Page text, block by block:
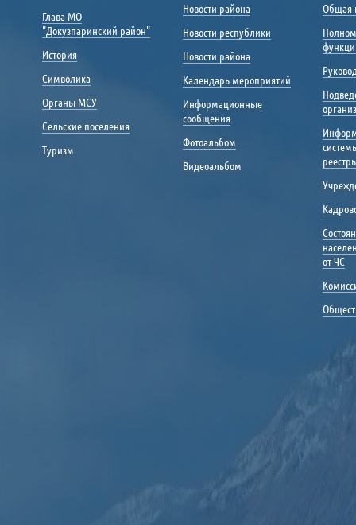
Глава МО
"Докузпаринский район"
История
Символика
Органы МСУ
Сельские поселения
Туризм
Новости района
Новости республики
Новости района
Календарь мероприятий
Информационные
сообщения
Фотоальбом
Видеоальбом
Общая
от ЧС